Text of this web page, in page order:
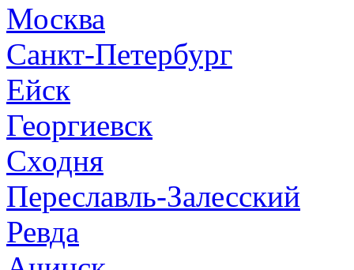
Москва
Санкт-Петербург
Ейск
Георгиевск
Сходня
Переславль-Залесский
Ревда